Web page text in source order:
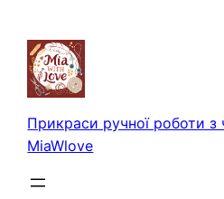
вмісту
Прикраси ручної роботи з
MiaWlove